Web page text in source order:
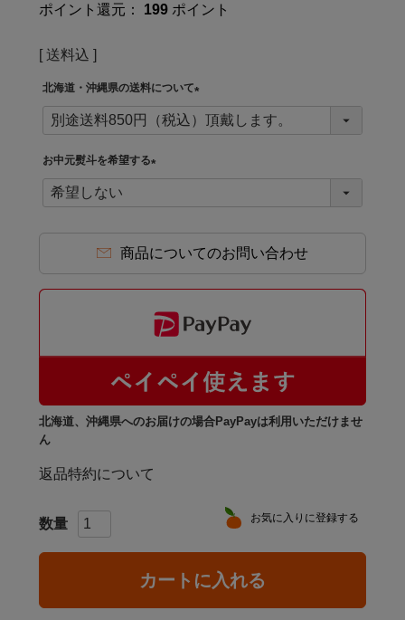
ポイント還元：
199 ポイント
送料込
北海道・沖縄県の送料について
(
必
)
お中元熨斗を希望する
必
)
商品についてのお問い合わせ
北海道、沖縄県へのお届けの場合PayPayは利用いただけませ
ん
返品特約について
お気に入りに登録する
カートに入れる